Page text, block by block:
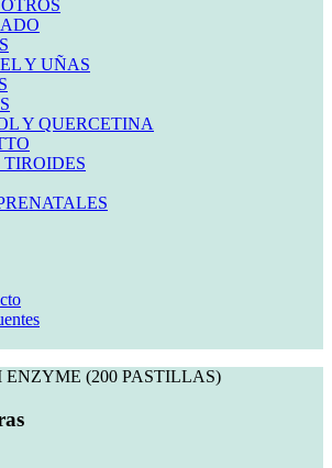
Y UÑAS
Y QUERCETINA
TIROIDES
(200 PASTILLAS)